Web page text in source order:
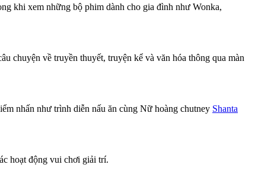
khi xem những bộ phim dành cho gia đình như Wonka,
chuyện về truyền thuyết, truyện kể và văn hóa thông qua màn
nhấn như trình diễn nấu ăn cùng Nữ hoàng chutney Shanta
hoạt động vui chơi giải trí.